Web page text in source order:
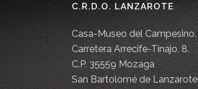
C.R.D.O. LANZAROTE
Casa-Museo del Campesino.
Carretera Arrecife-Tinajo, 8.
C.P. 35559 Mozaga
San Bartolomé de Lanzarote